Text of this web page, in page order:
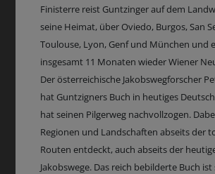
Finisterre reist Guntzinger auf dem
seine Heimat, über Oviedo, Burgos, San
Toulouse, Lyon, Genf und München und
insgesamt 11 Monaten wieder Wiener
Der österreichische Jakobswegforscher
hat Guntzigners Buch in heutiges
hat seinen Pilgerweg nachvollzogen.
Regionen und Landschaften abseits der
Routen entdeckt, auch abseits der
Jakobswege. Das reich bebilderte Buch